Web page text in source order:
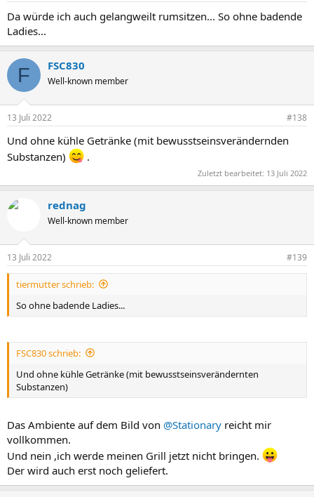
Da würde ich auch gelangweilt rumsitzen... So ohne badende
Ladies...
F FSC830
Well-known member
13 Juli 2022 #138
Und ohne kühle Getränke (mit bewusstseinsverändernden
Substanzen)
.
Zuletzt bearbeitet: 13 Juli 2022
rednag
Well-known member
13 Juli 2022 #139
tiermutter schrieb:
So ohne badende Ladies...
FSC830 schrieb:
Und ohne kühle Getränke (mit bewusstseinsverändernten
Substanzen)
Das Ambiente auf dem Bild von @Stationary reicht mir
vollkommen.
Und nein ,ich werde meinen Grill jetzt nicht bringen.
Der wird auch erst noch geliefert.